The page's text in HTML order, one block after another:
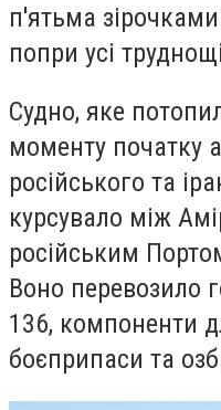
п'ятьма
попри усі
Судно, яке
моменту початку
російського та
курсувало між
російським
Воно перевозило
136, компоненти
боєприпаси та